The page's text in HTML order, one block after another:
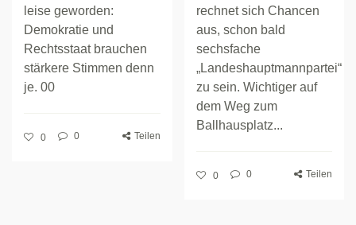
leise geworden:
Demokratie und
Rechtsstaat brauchen
stärkere Stimmen denn
je. 00
0 0 Teilen
rechnet sich Chancen
aus, schon bald
sechsfache
„Landeshauptmannpartei“
zu sein. Wichtiger auf
dem Weg zum
Ballhausplatz...
0 0 Teilen